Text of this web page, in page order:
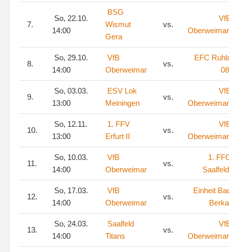
7.
So, 22.10.
14:00
BSG
Wismut
Gera
vs.
Oberweimar
8.
So, 29.10.
14:00
VfB
Oberweimar
vs.
EFC
08
9.
So, 03.03.
13:00
ESV Lok
Meiningen
vs.
Oberweimar
10.
So, 12.11.
13:00
1. FFV
Erfurt II
vs.
Oberweimar
11.
So, 10.03.
14:00
VfB
Oberweimar
vs.
1.
Saalfeld
12.
So, 17.03.
14:00
VfB
Oberweimar
vs.
Einheit
Berka
13.
So, 24.03.
14:00
Saalfeld
Titans
vs.
Oberweimar